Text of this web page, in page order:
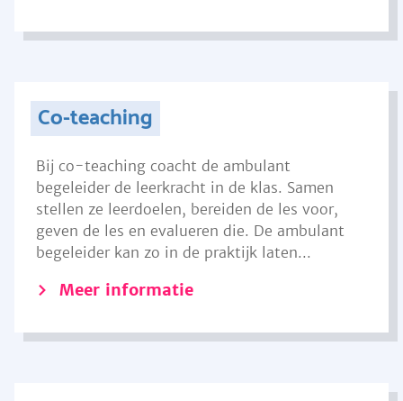
Co-teaching
Bij co-teaching coacht de ambulant
begeleider de leerkracht in de klas. Samen
stellen ze leerdoelen, bereiden de les voor,
geven de les en evalueren die. De ambulant
begeleider kan zo in de praktijk laten...
Meer informatie